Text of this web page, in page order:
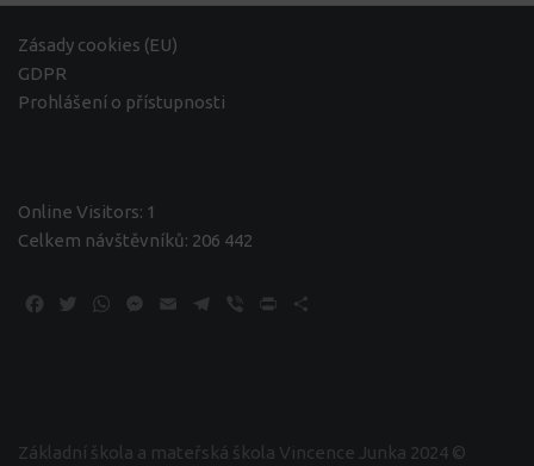
Zásady cookies (EU)
GDPR
Prohlášení o přístupnosti
Online Visitors: 1
Celkem návštěvníků: 206 442
Facebook
TwitterWhatsApp
Messenger
Email Telegram
Viber Print
Základní škola a mateřská škola Vincence Junka 2024 ©